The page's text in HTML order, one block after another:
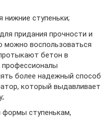
нижние ступеньки;
придания прочности и
можно воспользоваться
бетон в
профессионалы
более надежный способ
который выдавливает
формы ступенькам,